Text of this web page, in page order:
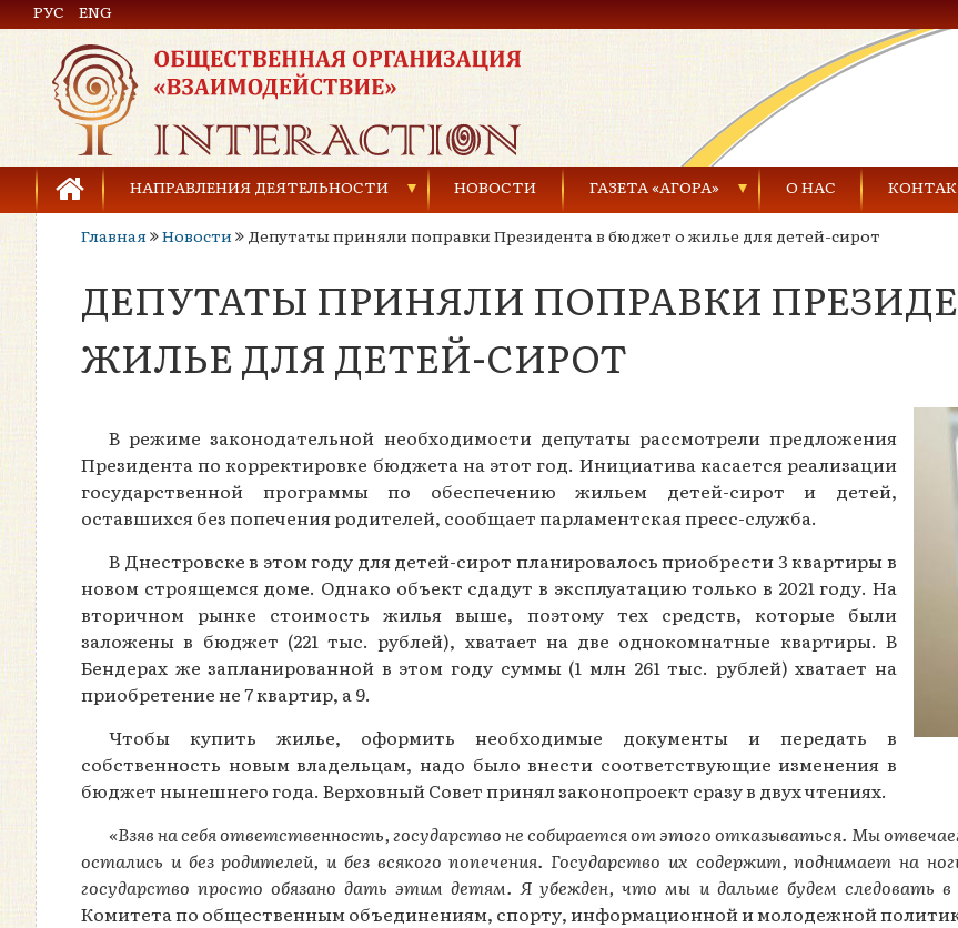
Общественная организация «Взаимодействие»
РУС ENG
НАПРАВЛЕНИЯ ДЕЯТЕЛЬНОСТИ
Предупреждение торговли людьми
Предупреждение насилия в семье
Права человека и развитие гражданского общества
Развитие детей и молодёжи
НОВОСТИ ГАЗЕТА «АГОРА»
Газеты за 2021 г.
Газеты за 2020 г.
Газеты за 2018 г.
Газеты за 2016 г.
Газеты за 2015 г.
Газеты за 2014 г.
Газеты за 2013 г.
Газеты за 2012 г.
О НАС
Главная
Новости Депутаты приняли поправки Президента в бюджет о жилье для детей-сирот
ДЕПУТАТЫ ПРИНЯЛИ ПОПРАВКИ
ЖИЛЬЕ ДЛЯ ДЕТЕЙ-СИРОТ
В режиме законодательной необходимости депутаты рассмотрели предложения
Президента по корректировке бюджета на этот год. Инициатива касается реализации
государственной программы по обеспечению жильем детей-сирот и детей,
оставшихся без попечения родителей, сообщает парламентская пресс-служба.
В Днестровске в этом году для детей-сирот планировалось приобрести 3 квартиры в
новом строящемся доме. Однако объект сдадут в эксплуатацию только в 2021 году. На
вторичном рынке стоимость жилья выше, поэтому тех средств, которые были
заложены в бюджет (221 тыс. рублей), хватает на две однокомнатные квартиры. В
Бендерах же запланированной в этом году суммы (1 млн 261 тыс. рублей) хватает на
приобретение не 7 квартир, а 9.
Чтобы купить жилье, оформить необходимые документы и передать в
собственность новым владельцам, надо было внести соответствующие изменения в
бюджет нынешнего года. Верховный Совет принял законопроект сразу в двух чтениях.
«Взяв на себя ответственность, государство не собирается от этого отказываться. Мы
остались и без родителей, и без всякого попечения. Государство их содержит, поднимает
государство просто обязано дать этим детям. Я убежден, что мы и дальше будем следовать в
Комитета по общественным объединениям, спорту, информационной и молодежной